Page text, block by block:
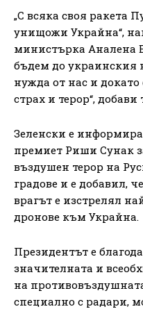
„С всяка своя ракета
унищожи Украйна“,
министърка Аналена
бъдем до украинския
нужда от нас и
страх и терор“, добави
Зеленски е
премиет Риши Сунак
въздушен терор на
градове и е добавил,
врагът е изстрелял
дронове към Украйна.
Президентът е
значителната и
на
специално с радари,